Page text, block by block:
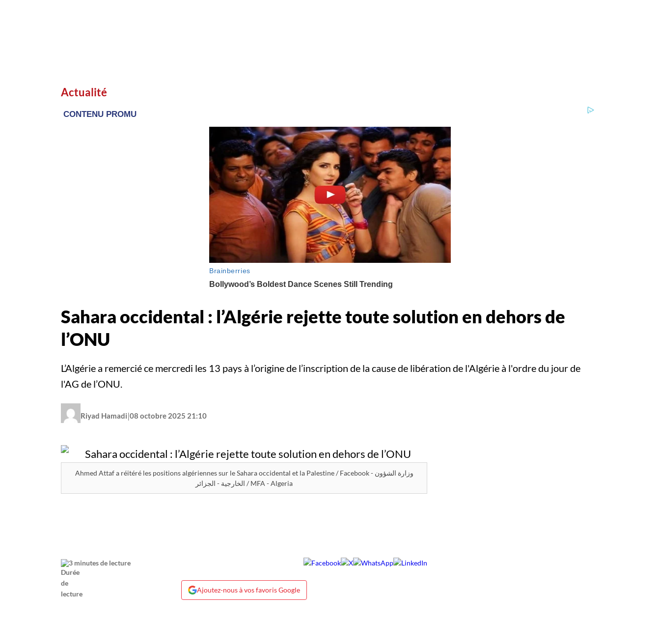
Actualité
Sahara occidental : l’Algérie rejette toute solution en dehors de
l’ONU
L’Algérie a remercié ce mercredi les 13 pays à l’origine de l’inscription de la cause de libération de l'Algérie à l'ordre du jour de
l'AG de l’ONU.
Riyad Hamadi|08 octobre 2025 21:10
Ahmed Attaf a réitéré les positions algériennes sur le Sahara occidental et la Palestine / Facebook - وزارة الشؤون
الخارجية - الجزائر / MFA - Algeria
3 minutes de lecture
Ajoutez-nous à vos favoris Google